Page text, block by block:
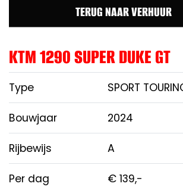
TERUG NAAR VERHUUR
KTM 1290 SUPER DUKE GT
Type SPORT
Bouwjaar 2024
Rijbewijs A
Per dag € 139,-